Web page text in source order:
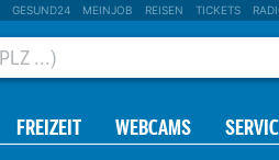
GESUND24 MEINJOB REISEN TICKETS
FREIZEIT WEBCAMS